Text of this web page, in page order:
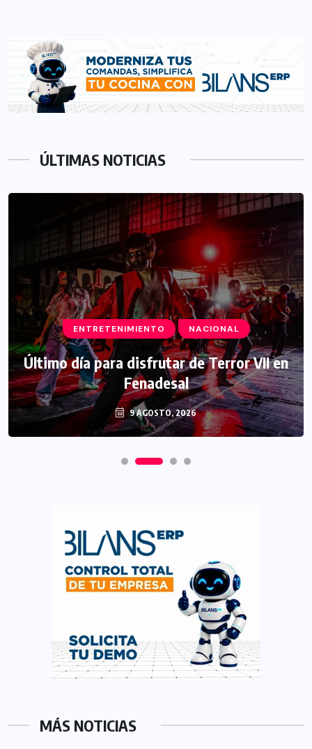
ÚLTIMAS NOTICIAS
ENTRETENIMIENTO NACIONAL
Último día para disfrutar de Terror VII en
Fenadesal
9 AGOSTO, 2026
MÁS NOTICIAS